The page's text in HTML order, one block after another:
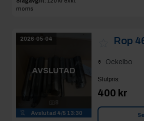
25% tillkommer
Slagavgift:120 krexkl.
Ockelbo
Slutpris:
400 kr